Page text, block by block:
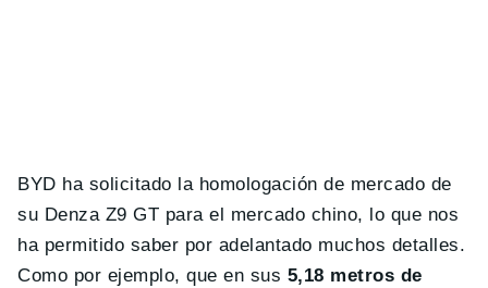
BYD ha solicitado la homologación de mercado de
su Denza Z9 GT para el mercado chino, lo que nos
ha permitido saber por adelantado muchos detalles.
Como por ejemplo, que en sus 5,18 metros de